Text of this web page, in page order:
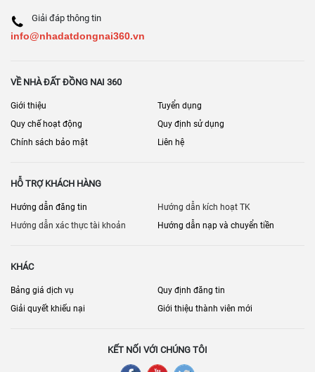
Giải đáp thông tin
info@nhadatdongnai360.vn
VỀ NHÀ ĐẤT ĐỒNG NAI 360
Giới thiệu
Tuyển dụng
Quy chế hoạt động
Quy định sử dụng
Chính sách bảo mật
Liên hệ
HỖ TRỢ KHÁCH HÀNG
Hướng dẫn đăng tin
Hướng dẫn kích hoạt TK
Hướng dẫn xác thực tài khoản
Hướng dẫn nạp và chuyển tiền
KHÁC
Bảng giá dịch vụ
Quy định đăng tin
Giải quyết khiếu nại
Giới thiệu thành viên mới
KẾT NỐI VỚI CHÚNG TÔI